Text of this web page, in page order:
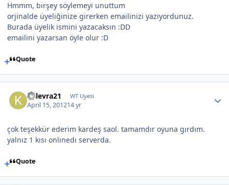
Hmmm, birşey söylemeyi unuttum
orjinalde üyeliğinize girerken emailinizi yazıyordunuz.
Burada üyelik ismini yazacaksın :DD
emailini yazarsan öyle olur :D
Quote
kalevra21 WT Uyesi
April 15, 201214 yr
çok teşekkür ederim kardeş saol. tamamdır oyuna gırdım.
yalnız 1 kısı onlınedı serverda.
Quote